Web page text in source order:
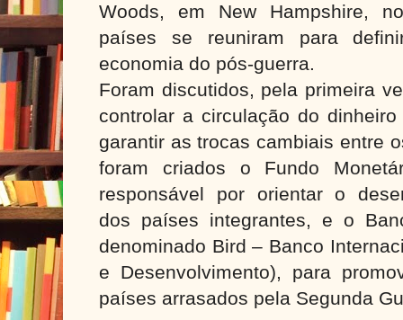
Woods, em New Hampshire,
países se reuniram para
economia do pós-guerra.
Foram discutidos, pela primeira
controlar a circulação do
garantir as trocas cambiais entre
foram criados o Fundo
responsável por orientar o
dos países integrantes, e o
denominado Bird – Banco
e Desenvolvimento), para
países arrasados pela Segunda